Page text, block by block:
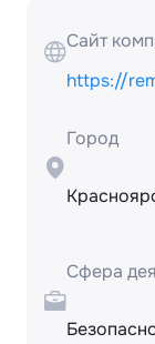
Сайт
https://
Город
Сфера